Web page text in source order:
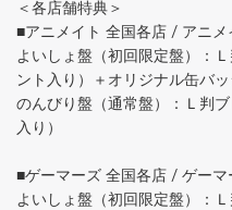
＜各店舗特典＞
■アニメイト 全国各店 / アニメ
よいしょ盤（初回限定盤）：
ント入り）＋オリジナル缶バ
のんびり盤（通常盤）：Ｌ判
入り）
■ゲーマーズ 全国各店 / ゲーマ
よいしょ盤（初回限定盤）：